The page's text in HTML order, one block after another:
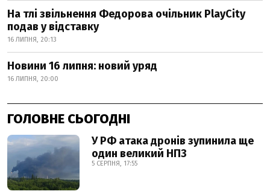
На тлі звільнення Федорова очільник PlayCity
подав у відставку
16 ЛИПНЯ, 20:13
Новини 16 липня: новий уряд
16 ЛИПНЯ, 20:00
ГОЛОВНЕ СЬОГОДНІ
У РФ атака дронів зупинила ще
один великий НПЗ
5 СЕРПНЯ, 17:55